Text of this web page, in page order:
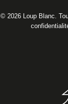
© 2026 Loup Blanc.